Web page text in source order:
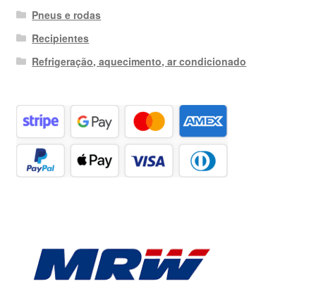
Pneus e rodas
Recipientes
Refrigeração, aquecimento, ar condicionado